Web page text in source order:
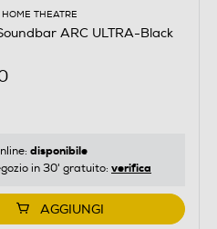
THEATRE
ARC ULTRA-Black
disponibile
in 30' gratuito: verifica
AGGIUNGI